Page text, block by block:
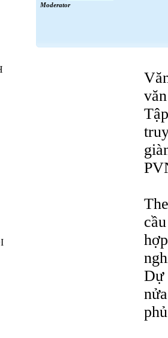
Moderator
Dự